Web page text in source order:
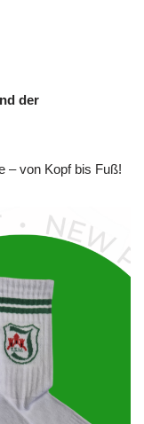
der
– von Kopf bis Fuß!